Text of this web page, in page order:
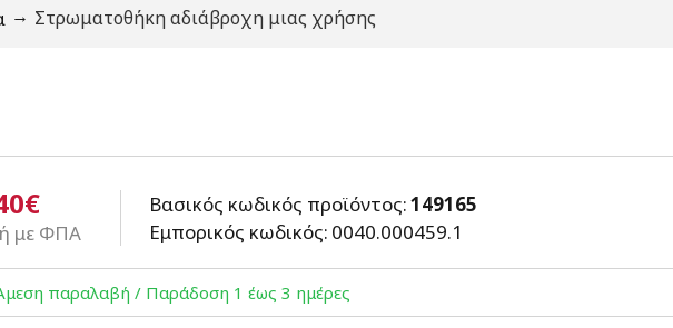
Στρωματοθήκη αδιάβροχη μιας χρήσης
με ΦΠΑ
Βασικός κωδικός προϊόντος:149165
Εμπορικός κωδικός: 0040.000459.1
παραλαβή / Παράδoση 1 έως 3 ημέρες